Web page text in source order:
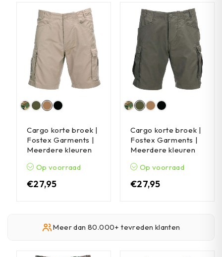
Cargo korte broek |
Fostex Garments |
Meerdere kleuren
Op voorraad
€27,95
Cargo korte broek |
Fostex Garments |
Meerdere kleuren
Op voorraad
€27,95
Meer dan 80.000+ tevreden klanten